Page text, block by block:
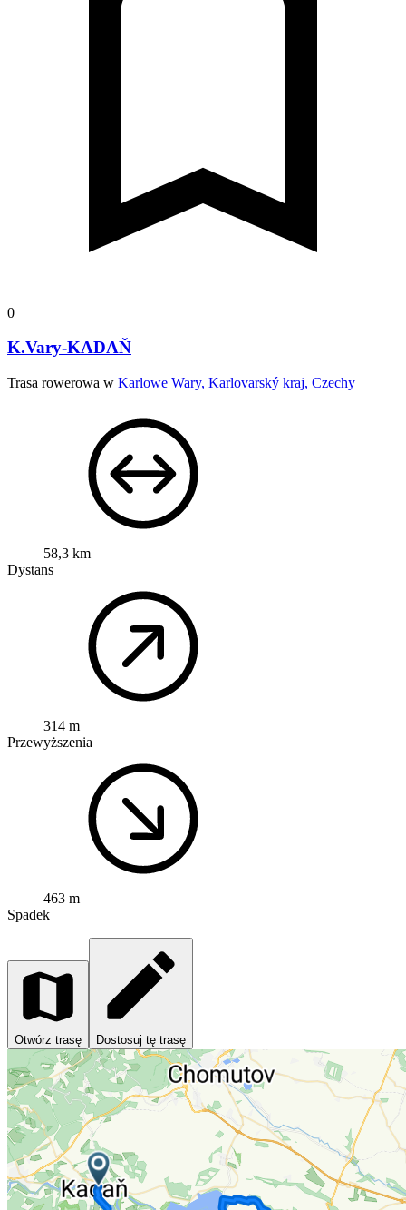
0
K.Vary-KADAŇ
Trasa rowerowa w Karlowe Wary, Karlovarský kraj, Czechy
58,3 km
Dystans
314 m
Przewyższenia
463 m
Spadek
Otwórz trasę Dostosuj tę trasę